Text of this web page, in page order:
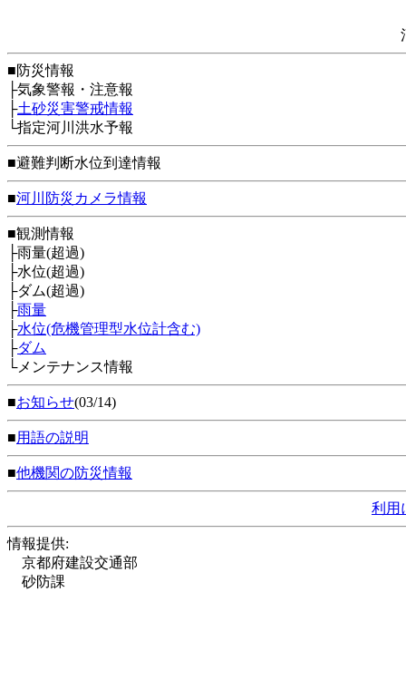
■防災情報
├気象警報・注意報
├土砂災害警戒情報
└指定河川洪水予報
■避難判断水位到達情報
■河川防災カメラ情報
■観測情報
├雨量(超過)
├水位(超過)
├ダム(超過)
├雨量
├水位(危機管理型水位計含む)
├ダム
└メンテナンス情報
■お知らせ(03/14)
■用語の説明
■他機関の防災情報
利用
情報提供:
京都府建設交通部
砂防課